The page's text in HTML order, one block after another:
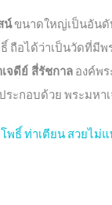
น์ขนาดใหญ่เป็นอันดั
ถือได้ว่าเป็นวัดที่มี
จดีย์ สี่รัชกาลองค์พร
ระกอบด้วย พระมหา
พธิ์ ท่าเตียน สวยไม่